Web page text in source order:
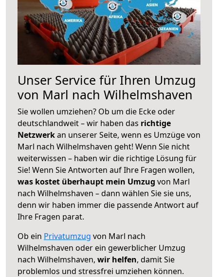
Unser Service für Ihren Umzug
von Marl nach Wilhelmshaven
Sie wollen umziehen? Ob um die Ecke oder
deutschlandweit – wir haben das richtige
Netzwerkan unserer Seite, wenn es Umzüge von
Marl nach Wilhelmshaven geht! Wenn Sie nicht
weiterwissen – haben wir die richtige Lösung für
Sie! Wenn Sie Antworten auf Ihre Fragen wollen,
was kostet überhaupt mein Umzug von Marl
nach Wilhelmshaven – dann wählen Sie sie uns,
denn wir haben immer die passende Antwort auf
Ihre Fragen parat.
Ob ein Privatumzug von Marl nach
Wilhelmshaven oder ein gewerblicher Umzug
nach Wilhelmshaven, wir helfen, damit Sie
problemlos und stressfrei umziehen können.